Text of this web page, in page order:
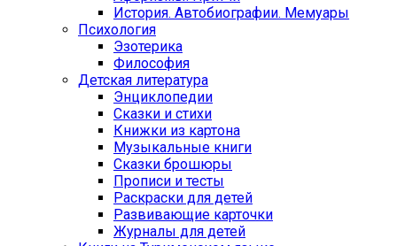
История. Автобиографии. Мемуары
Психология
Эзотерика
Философия
Детская литература
Энциклопедии
Сказки и стихи
Книжки из картона
Музыкальные книги
Сказки брошюры
Прописи и тесты
Раскраски для детей
Развивающие карточки
Журналы для детей